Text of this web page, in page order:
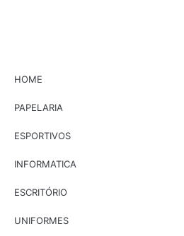
HOME
PAPELARIA
ESPORTIVOS
INFORMATICA
ESCRITÓRIO
UNIFORMES